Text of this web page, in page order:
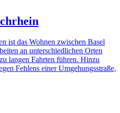
ist das Wohnen zwischen Basel
an unterschiedlichen Orten
langen Fahrten führen. Hinzu
Fehlens einer Umgehungsstraße,